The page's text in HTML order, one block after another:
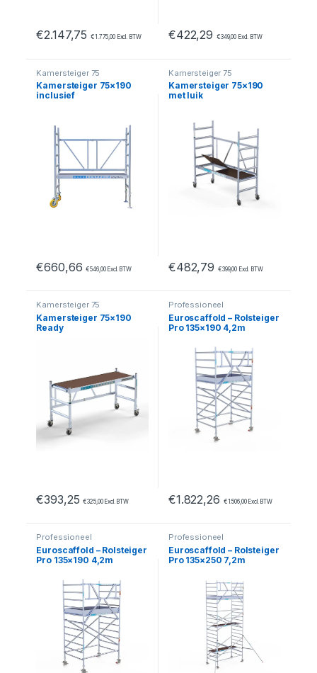
€2.147,75 €1.775,00Excl. BTW €422,29 €349,00Excl. BTW
Kamersteiger 75
Kamersteiger 75×190
inclusief
€660,66 €546,00Excl. BTW
Kamersteiger 75
Kamersteiger 75×190
met luik
€482,79 €399,00Excl. BTW
Kamersteiger 75
Kamersteiger 75×190
Ready
€393,25 €325,00Excl. BTW
Professioneel
Euroscaffold – Rolsteiger
Pro 135×190 4,2m
tegen de gevel
€1.822,26 €1.506,00Excl. BTW
Professioneel
Euroscaffold – Rolsteiger
Pro 135×190 4,2m
Professioneel
Euroscaffold – Rolsteiger
Pro 135×250 7,2m
tegen de gevel